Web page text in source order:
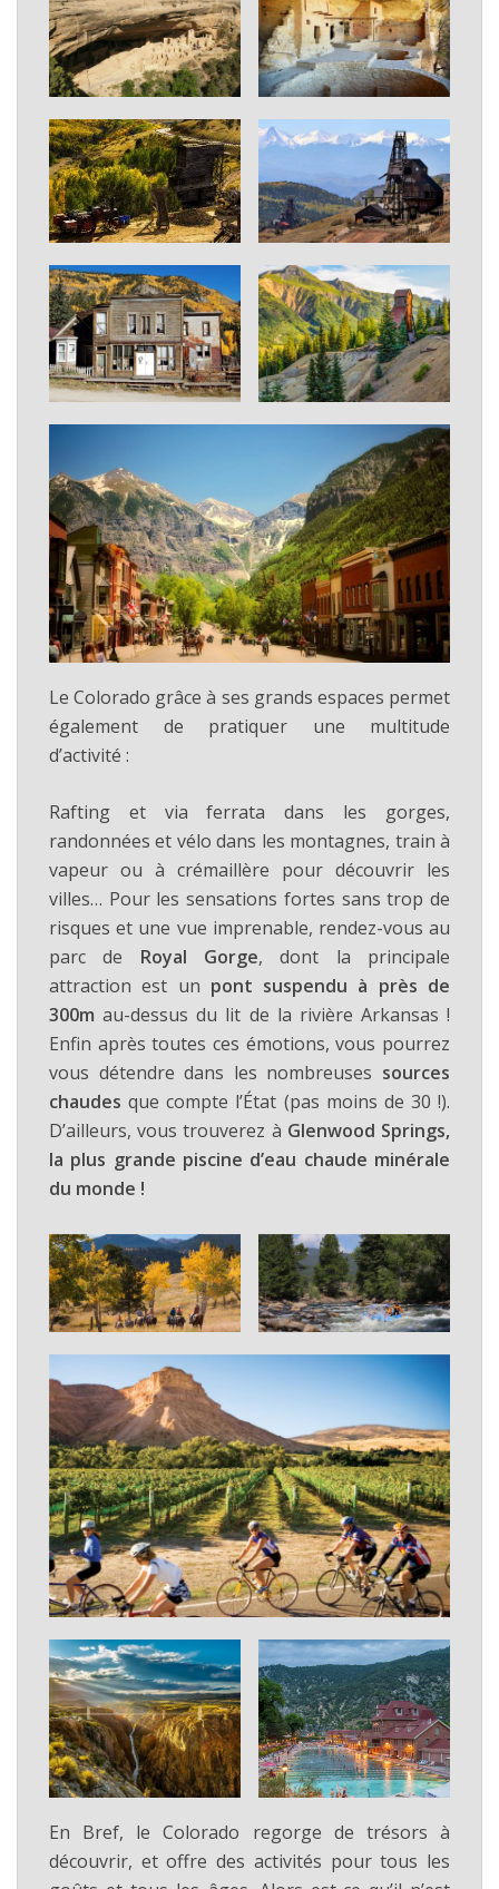
Le Colorado grâce à ses grands espaces permet
également de pratiquer une multitude
d’activité :
Rafting et via ferrata dans les gorges,
randonnées et vélo dans les montagnes, train à
vapeur ou à crémaillère pour découvrir les
villes… Pour les sensations fortes sans trop de
risques et une vue imprenable, rendez-vous au
parc de Royal Gorge, dont la principale
attraction est un pont suspendu à près de
300m au-dessus du lit de la rivière Arkansas !
Enfin après toutes ces émotions, vous pourrez
vous détendre dans les nombreuses sources
chaudesque compte l’État (pas moins de 30 !).
D’ailleurs, vous trouverez à Glenwood Springs,
la plus grande piscine d’eau chaude minérale
du monde !
En Bref, le Colorado regorge de trésors à
découvrir, et offre des activités pour tous les